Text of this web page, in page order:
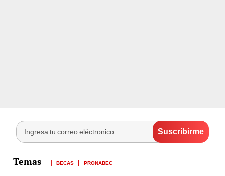
BECAS PRONABEC